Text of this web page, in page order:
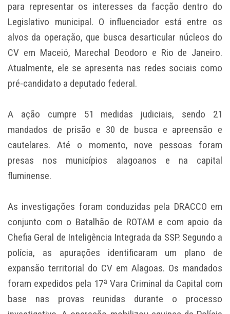
para representar os interesses da facção dentro do
Legislativo municipal. O influenciador está entre os
alvos da operação, que busca desarticular núcleos do
CV em Maceió, Marechal Deodoro e Rio de Janeiro.
Atualmente, ele se apresenta nas redes sociais como
pré-candidato a deputado federal.
A ação cumpre 51 medidas judiciais, sendo 21
mandados de prisão e 30 de busca e apreensão e
cautelares. Até o momento, nove pessoas foram
presas nos municípios alagoanos e na capital
fluminense.
As investigações foram conduzidas pela DRACCO em
conjunto com o Batalhão de ROTAM e com apoio da
Chefia Geral de Inteligência Integrada da SSP. Segundo a
polícia, as apurações identificaram um plano de
expansão territorial do CV em Alagoas. Os mandados
foram expedidos pela 17ª Vara Criminal da Capital com
base nas provas reunidas durante o processo